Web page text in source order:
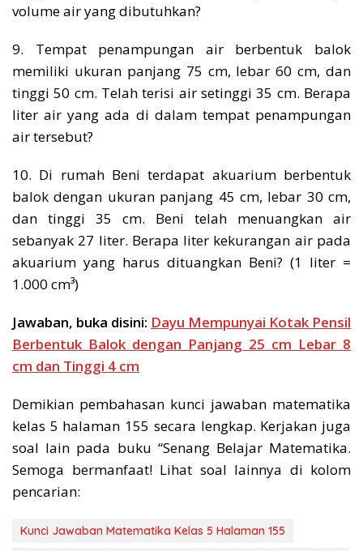
volume air yang dibutuhkan?
9. Tempat penampungan air berbentuk balok
memiliki ukuran panjang 75 cm, lebar 60 cm, dan
tinggi 50 cm. Telah terisi air setinggi 35 cm. Berapa
liter air yang ada di dalam tempat penampungan
air tersebut?
10. Di rumah Beni terdapat akuarium berbentuk
balok dengan ukuran panjang 45 cm, lebar 30 cm,
dan tinggi 35 cm. Beni telah menuangkan air
sebanyak 27 liter. Berapa liter kekurangan air pada
akuarium yang harus dituangkan Beni? (1 liter =
1.000 cm³)
Jawaban, buka disini: Dayu Mempunyai Kotak Pensil
Berbentuk Balok dengan Panjang 25 cm Lebar 8
cm dan Tinggi 4 cm
Demikian pembahasan kunci jawaban matematika
kelas 5 halaman 155 secara lengkap. Kerjakan juga
soal lain pada buku “Senang Belajar Matematika.
Semoga bermanfaat! Lihat soal lainnya di kolom
pencarian:
Kunci Jawaban Matematika Kelas 5 Halaman 155